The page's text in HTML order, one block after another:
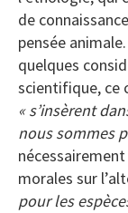
de
pensée
quelques
scientifique, ce
« s’insèrent
nous sommes
morales sur
pour les